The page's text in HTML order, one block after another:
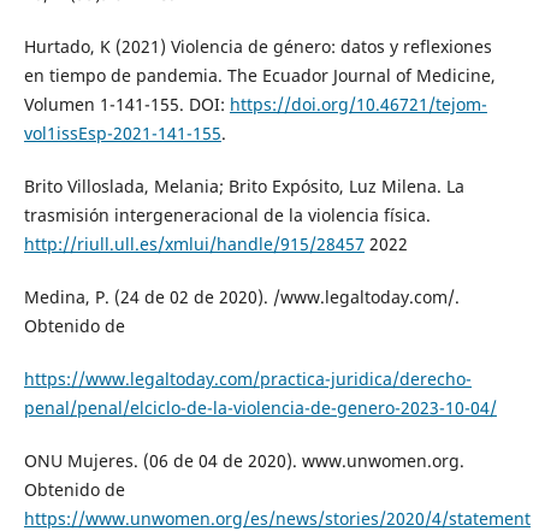
Hurtado, K (2021) Violencia de género: datos y reflexiones
en tiempo de pandemia. The Ecuador Journal of Medicine,
Volumen 1-141-155. DOI: https://doi.org/10.46721/tejom-
vol1issEsp-2021-141-155.
Brito Villoslada, Melania; Brito Expósito, Luz Milena. La
trasmisión intergeneracional de la violencia física.
http://riull.ull.es/xmlui/handle/915/28457 2022
Medina, P. (24 de 02 de 2020). /www.legaltoday.com/.
Obtenido de
https://www.legaltoday.com/practica-juridica/derecho-
penal/penal/elciclo-de-la-violencia-de-genero-2023-10-04/
ONU Mujeres. (06 de 04 de 2020). www.unwomen.org.
Obtenido de
https://www.unwomen.org/es/news/stories/2020/4/statement